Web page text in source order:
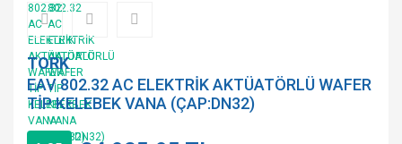
TORK
EAV 802.32 AC ELEKTRİK AKTÜATÖRLÜ WAFER
TİP KELEBEK VANA (ÇAP:DN32)